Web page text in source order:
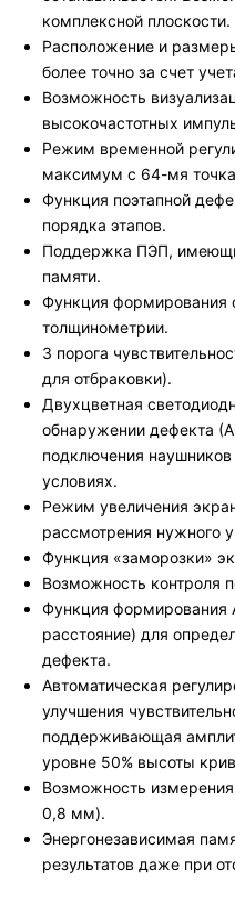
комплексной плоскости.
Расположение и
более точно за счет
Возможность
высокочастотных
Режим временной
максимум с 64-мя
Функция поэтапной
порядка этапов.
Поддержка ПЭП,
памяти.
Функция формирования
толщинометрии.
3 порога
для отбраковки).
Двухцветная
обнаружении дефекта
подключения
условиях.
Режим увеличения
рассмотрения нужного
Функция «заморозки»
Возможность контроля
Функция
расстояние) для
дефекта.
Автоматическая
улучшения
поддерживающая
уровне 50% высоты
Возможность
0,8 мм).
Энергонезависимая
результатов даже при